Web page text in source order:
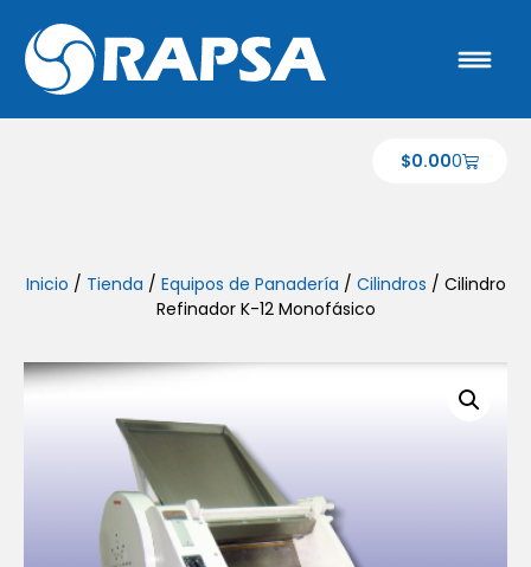
$0.000
Inicio / Tienda / Equipos de Panadería / Cilindros / Cilindro
Refinador K-12 Monofásico